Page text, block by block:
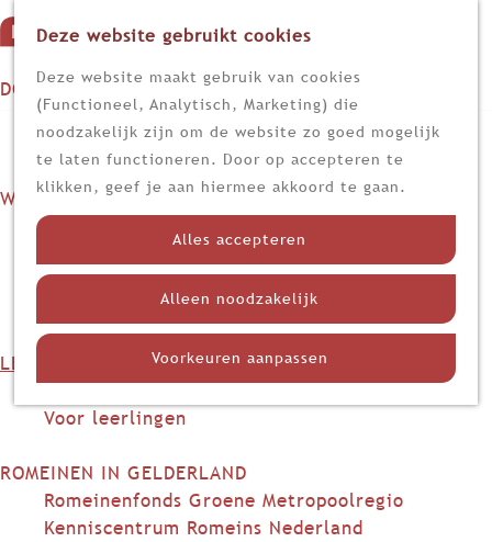
Deze website gebruikt cookies
Deze website maakt gebruik van cookies
(Functioneel, Analytisch, Marketing) die
noodzakelijk zijn om de website zo goed mogelijk
te laten functioneren. Door op accepteren te
klikken, geef je aan hiermee akkoord te gaan.
Alles accepteren
Alleen noodzakelijk
Voorkeuren aanpassen
G
n
d
p
e
n
u
Z
o
e
k
e
n
DOEN
Op stap
Kijk, lees en luister
WETEN
Nederland in de Romeinse tijd
Themadossiers
LEREN
Voor docenten
Voor leerlingen
ROMEINEN IN GELDERLAND
Romeinenfonds Groene Metropoolregio
Kenniscentrum Romeins Nederland